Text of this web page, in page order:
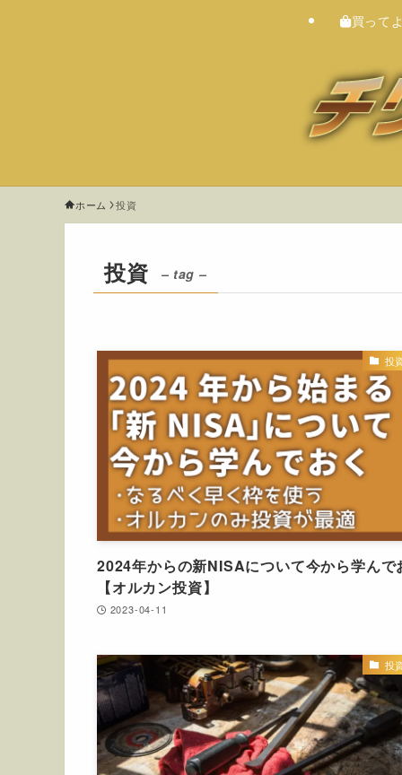
買って
ホーム 投資
投資 – tag –
投
2024年からの新NISAについて今から学んで
【オルカン投資】
2023-04-11
投